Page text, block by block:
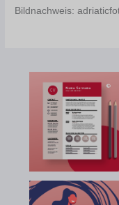
Bildnachweis: